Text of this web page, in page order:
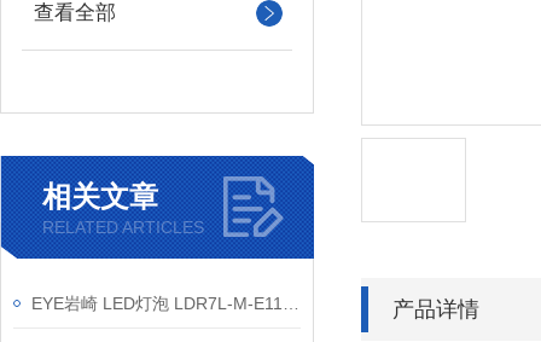
查看全部
相关文章
RELATED ARTICLES
产品详情